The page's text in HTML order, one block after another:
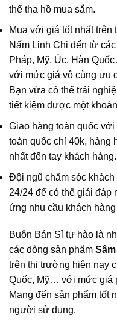
thể tha hồ mua sắm.
Mua với giá tốt nhất
Nấm Linh Chi đến từ
Pháp, Mỹ, Úc, Hàn
với mức giá vô cùng ưu
Bạn vừa có thể trải
tiết kiệm được một
Giao hàng toàn quốc với
toàn quốc chỉ 40k, hàng
nhất đến tay khách hàng.
Đội ngũ chăm sóc
24/24 để có thể giải đáp
ứng nhu cầu khách
Buôn Bán Sỉ tự hào là
các dòng sản phẩm
trên thị trường hiện nay
Quốc, Mỹ… với mức giá
Mang đến sản phẩm tốt
người sử dụng.